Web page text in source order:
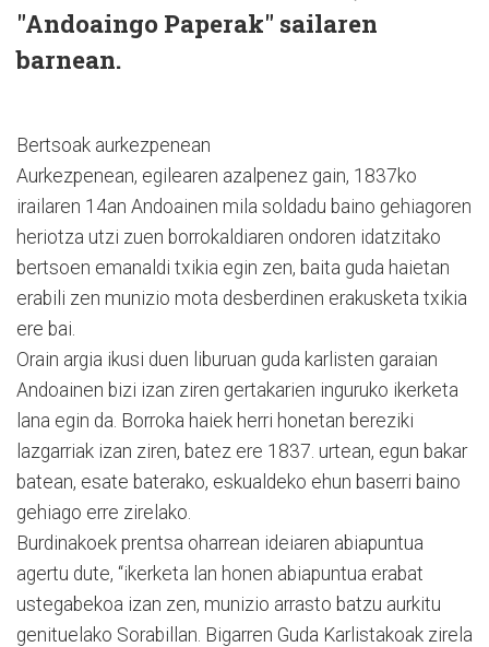
"Andoaingo Paperak" sailaren
barnean.
Bertsoak aurkezpenean
Aurkezpenean, egilearen azalpenez gain, 1837ko
irailaren 14an Andoainen mila soldadu baino gehiagoren
heriotza utzi zuen borrokaldiaren ondoren idatzitako
bertsoen emanaldi txikia egin zen, baita guda haietan
erabili zen munizio mota desberdinen erakusketa txikia
ere bai.
Orain argia ikusi duen liburuan guda karlisten garaian
Andoainen bizi izan ziren gertakarien inguruko ikerketa
lana egin da. Borroka haiek herri honetan bereziki
lazgarriak izan ziren, batez ere 1837. urtean, egun bakar
batean, esate baterako, eskualdeko ehun baserri baino
gehiago erre zirelako.
Burdinakoek prentsa oharrean ideiaren abiapuntua
agertu dute, “ikerketa lan honen abiapuntua erabat
ustegabekoa izan zen, munizio arrasto batzu aurkitu
genituelako Sorabillan. Bigarren Guda Karlistakoak zirela